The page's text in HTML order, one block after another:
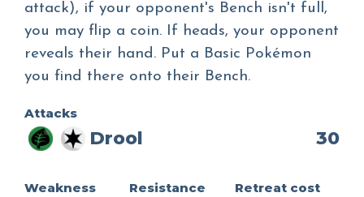
attack), if your opponent's Bench isn't full,
you may flip a coin. If heads, your opponent
reveals their hand. Put a Basic Pokémon
you find there onto their Bench.
Attacks
Drool 30
Weakness
Resistance
Retreat cost